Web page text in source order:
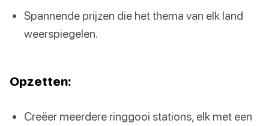
Spannende prijzen die het thema van elk land
weerspiegelen.
Opzetten:
Creëer meerdere ringgooi stations, elk met een